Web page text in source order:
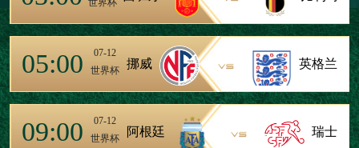
世界杯
05:00
07-12
世界杯
挪威 英格兰
09:00
07-12
世界杯
阿根廷 瑞士